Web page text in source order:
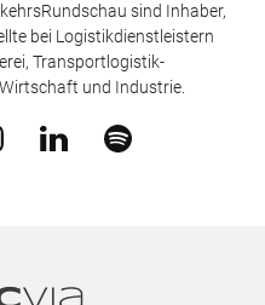
sind Inhaber,
bei Logistikdienstleistern
Transportlogistik-
und Industrie.